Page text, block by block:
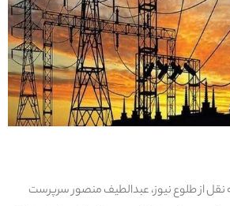
نقل از طلوع نیوز، عبدالطیف منصور سرپرست